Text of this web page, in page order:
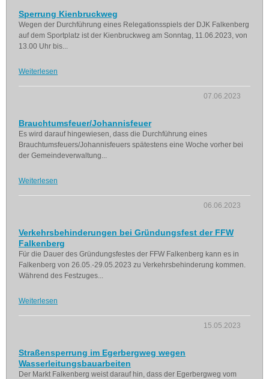
Sperrung Kienbruckweg
Wegen der Durchführung eines Relegationsspiels der DJK Falkenberg
auf dem Sportplatz ist der Kienbruckweg am Sonntag, 11.06.2023, von
13.00 Uhr bis...
Weiterlesen
07.06.2023
Brauchtumsfeuer/Johannisfeuer
Es wird darauf hingewiesen, dass die Durchführung eines
Brauchtumsfeuers/Johannisfeuers spätestens eine Woche vorher bei
der Gemeindeverwaltung...
Weiterlesen
06.06.2023
Verkehrsbehinderungen bei Gründungsfest der FFW
Falkenberg
Für die Dauer des Gründungsfestes der FFW Falkenberg kann es in
Falkenberg von 26.05.-29.05.2023 zu Verkehrsbehinderung kommen.
Während des Festzuges...
Weiterlesen
15.05.2023
Straßensperrung im Egerbergweg wegen
Wasserleitungsbauarbeiten
Der Markt Falkenberg weist darauf hin, dass der Egerbergweg vom